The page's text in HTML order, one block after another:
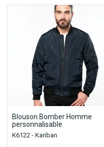
Blouson Bomber Homme
personnalisable
K6122 - Kariban